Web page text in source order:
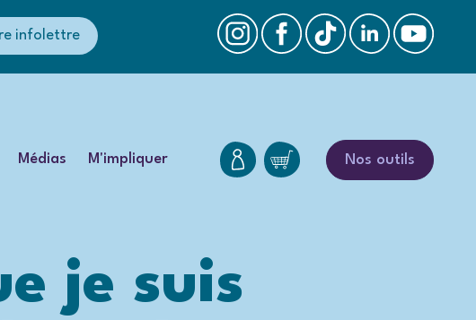
infolettre
Médias M'impliquer Nos outils
je suis